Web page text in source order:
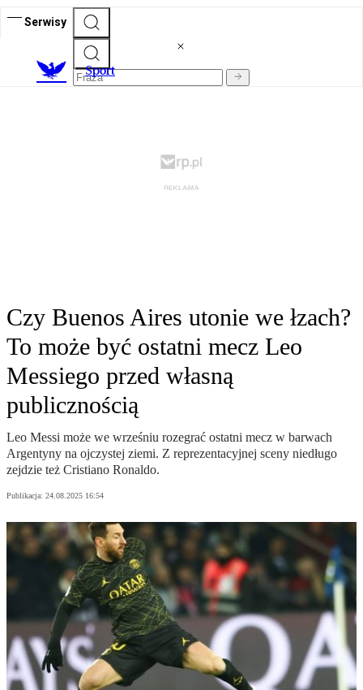
Serwisy
Sport
Czy Buenos Aires utonie we łzach?
To może być ostatni mecz Leo
Messiego przed własną
publicznością
Leo Messi może we wrześniu rozegrać ostatni mecz w barwach
Argentyny na ojczystej ziemi. Z reprezentacyjnej sceny niedługo
zejdzie też Cristiano Ronaldo.
Publikacja: 24.08.2025 16:54